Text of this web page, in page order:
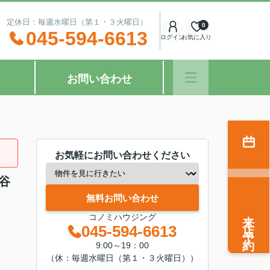
休日：毎週水曜日（第１・３火曜日）
045-594-6613 ログインお気に入り
0
お問い合わせ
お気軽にお問い合わせください
無料お問い合わせ
コノミハウジング
045-594-6613
9:00～19：00
（休：毎週水曜日（第１・３火曜日））
来店予約